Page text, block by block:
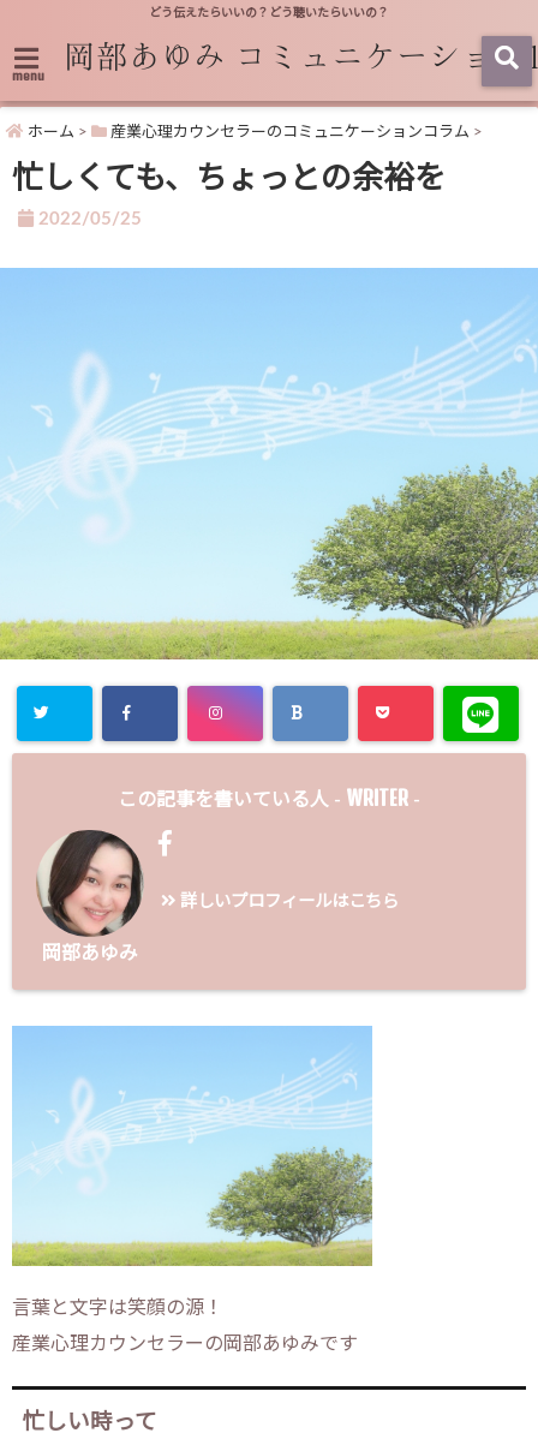
どう伝えたらいいの？どう聴いたらいいの？
menu
ホーム > 産業心理カウンセラーのコミュニケーションコラム >
忙しくても、ちょっとの余裕を
2022/05/25
この記事を書いている人 - WRITER -
岡部あゆみ
詳しいプロフィールはこちら
言葉と文字は笑顔の源！
産業心理カウンセラーの岡部あゆみです
忙しい時って